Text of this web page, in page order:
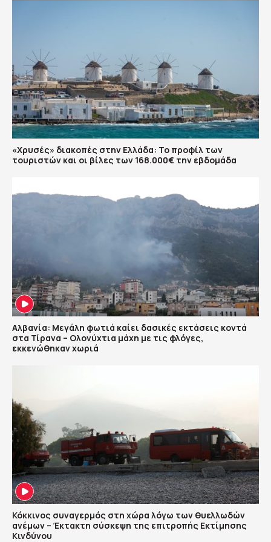
«Χρυσές» διακοπές στην Ελλάδα: Το προφίλ των
τουριστών και οι βίλες των 168.000€ την εβδομάδα
Αλβανία: Μεγάλη φωτιά καίει δασικές εκτάσεις κοντά
στα Τίρανα – Ολονύχτια μάχη με τις φλόγες,
εκκενώθηκαν χωριά
Κόκκινος συναγερμός στη χώρα λόγω των θυελλωδών
ανέμων – Έκτακτη σύσκεψη της επιτροπής Εκτίμησης
Κινδύνου